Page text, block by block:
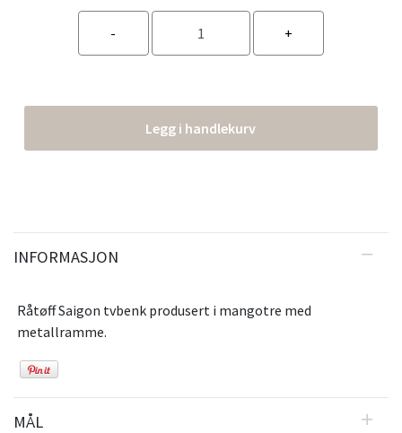
Legg i handlekurv
INFORMASJON
Råtøff Saigon tvbenk produsert i mangotre med
metallramme.
MÅL